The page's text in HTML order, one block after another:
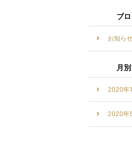
ブ
お知ら
月
2020年
2020年